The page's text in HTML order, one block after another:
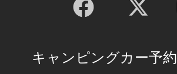
キャンピングカー予約